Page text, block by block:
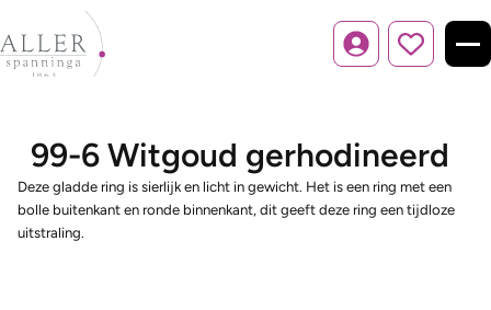
Inloggen
99-6 Witgoud gerhodineerd
Deze gladde ring is sierlijk en licht in gewicht. Het is een ring met een
bolle buitenkant en ronde binnenkant, dit geeft deze ring een tijdloze
uitstraling.